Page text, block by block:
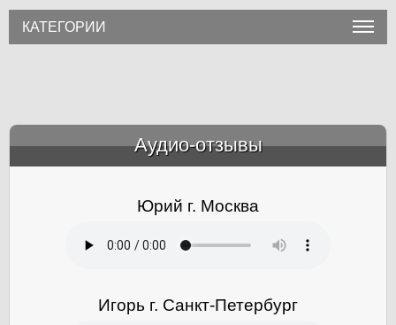
КАТЕГОРИИ
Аудио-отзывы
Юрий г. Москва
Игорь г. Санкт-Петербург